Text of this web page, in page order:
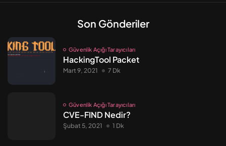
Son Gönderiler
Güvenlik Açığı Tarayıcıları
HackingTool Packet
Mart 9, 2021 7 Dk
Güvenlik Açığı Tarayıcıları
CVE-FIND Nedir?
Şubat 5, 2021 1 Dk